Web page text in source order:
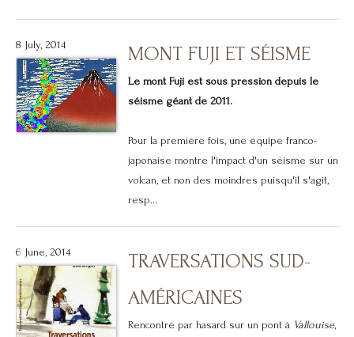
8 July, 2014 MONT FUJI ET SÉISME
Le mont Fuji est sous pression depuis le
séisme géant de 2011.
Pour la première fois, une équipe franco-
japonaise montre l'impact d'un séisme sur un
volcan, et non des moindres puisqu'il s'agit,
resp...
6 June, 2014
TRAVERSATIONS SUD-
AMÉRICAINES
Rencontré par hasard sur un pont à Vallouise,